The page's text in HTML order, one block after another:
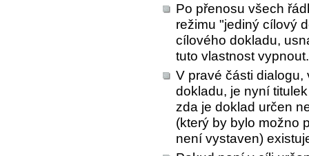
Po přenosu všech
režimu "jediný cílový
cílového dokladu,
tuto vlastnost vypnout.
V pravé části
dokladu, je nyní
zda je doklad určen
(který by bylo možno
není vystaven)